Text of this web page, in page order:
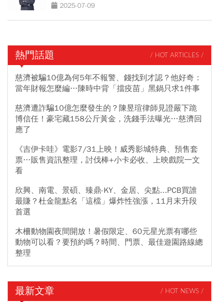
2025-07-09
熱門話題 / HOT ARTICLES /
慈濟被騙10億為何5年不報警、錢找到才認？他好奇：
當年財報怎麼編…陳時中背「擋疫苗」黑鍋只求1件事
慈濟遭詐騙10億怎麼發生的？陳昱瑄律師見證嚴下跪
博信任！豪宅藏158公斤黃金，洗錢手法曝光…慈濟回
應了
《吉伊卡哇》電影7/31上映！威秀影城特典、預售套
票…販售資訊整理，討伐棒+小卡必收、上映戲院一文
看
欣興、南電、景碩、臻鼎-KY、金居、尖點...PCB買誰
最賺？杜金龍點名「這檔」爆炸性強漲，11月末升段
首選
木柵動物園夜間開放！暑假限定、60元星光票有哪些
動物可以看？要預約嗎？時間、門票、最佳遊園路線總
整理
最新文章 / HOT NEWS /